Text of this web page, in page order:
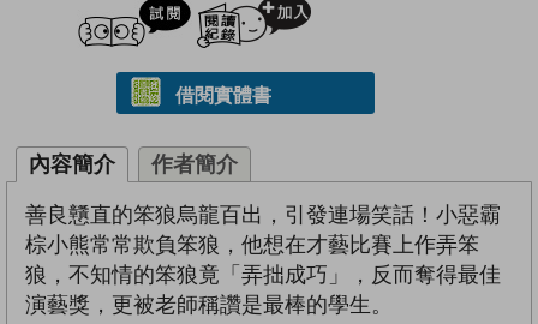
借閱實體書
內容簡介 作者簡介
善良戇直的笨狼烏龍百出，引發連場笑話！小惡霸
棕小熊常常欺負笨狼，他想在才藝比賽上作弄笨
狼，不知情的笨狼竟「弄拙成巧」，反而奪得最佳
演藝獎，更被老師稱讚是最棒的學生。